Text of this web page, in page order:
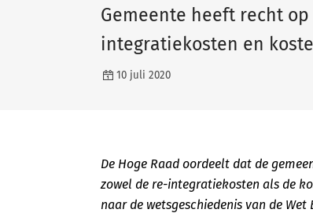
Gemeente heeft recht
integratiekosten en
10 juli 2020
De Hoge Raad oordeelt dat de
zowel de re-integratiekosten als de
naar de wetsgeschiedenis van de Wet